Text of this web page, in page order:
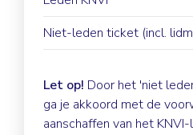
Niet-leden ticket (incl.
Let op! Door het 'niet
ga je akkoord met de
aanschaffen van het